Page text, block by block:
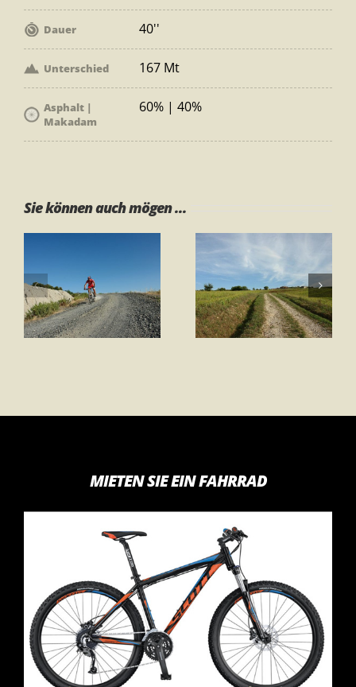
Dauer 40''
Unterschied 167 Mt
Asphalt |
Makadam
60% | 40%
Sie können auch mögen ...
Tour 1 – Ring
„Gli Orti“
Tour 1 – Ring
Gambassi
Terme
MIETEN SIE EIN FAHRRAD